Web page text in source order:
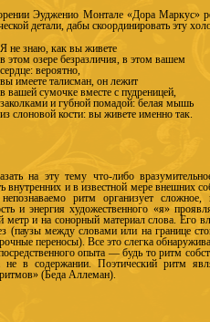
Эудженио Монтале «Дора Маркус»
детали, дабы скоординировать эту
Я не знаю, как вы живете
в этом озере безразличия, в этом вашем
сердце: вероятно,
вы имеете талисман, он лежит
в вашей сумочке вместе с пудреницей,
заколками и губной помадой: белая мышь
из слоновой кости: вы живете именно так.
на эту тему что-либо
внутренних и в известной мере внешних
ритм организует
и энергия художественного «я»
метр и на сонорный материал слова. Его
(паузы между словами или на границе
переносы). Все это слегка
опыта — будь то ритм
не в содержании. Поэтический ритм
(Беда Аллеман).